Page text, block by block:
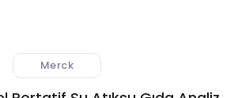
Merck